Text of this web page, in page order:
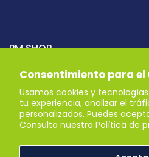
Consentimiento para el
Usamos cookies y
tu experiencia, analizar el
personalizados. Puedes
Consulta nuestra Política de
PM SHOP
AYUDA
Recibe nuestras ofertas